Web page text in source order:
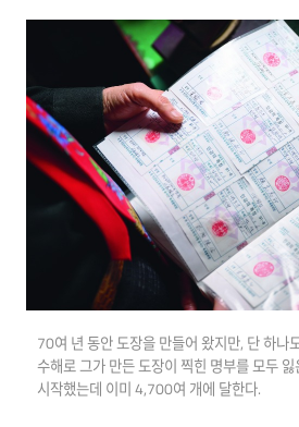
70여 년 동안 도장을 만들어 왔지만, 단 하나
수해로 그가 만든 도장이 찍힌 명부를 모두
시작했는데 이미 4,700여 개에 달한다.